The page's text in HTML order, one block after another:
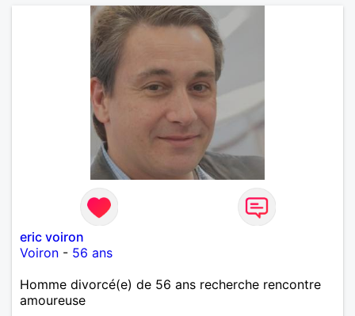
eric voiron
Voiron - 56 ans
Homme divorcé(e) de 56 ans recherche rencontre
amoureuse